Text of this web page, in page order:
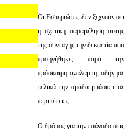
Οι Εσπεριώτες δεν ξεχνούν ότι
η σχετική παραμέληση αυτής
της συνταγής την δεκαετία που
προηγήθηκε, παρά την
πρόσκαιρη αναλαμπή, οδήγησε
τελικά την ομάδα μπάσκετ σε
περιπέτειες.
Ο δρόμος για την επάνοδο στις